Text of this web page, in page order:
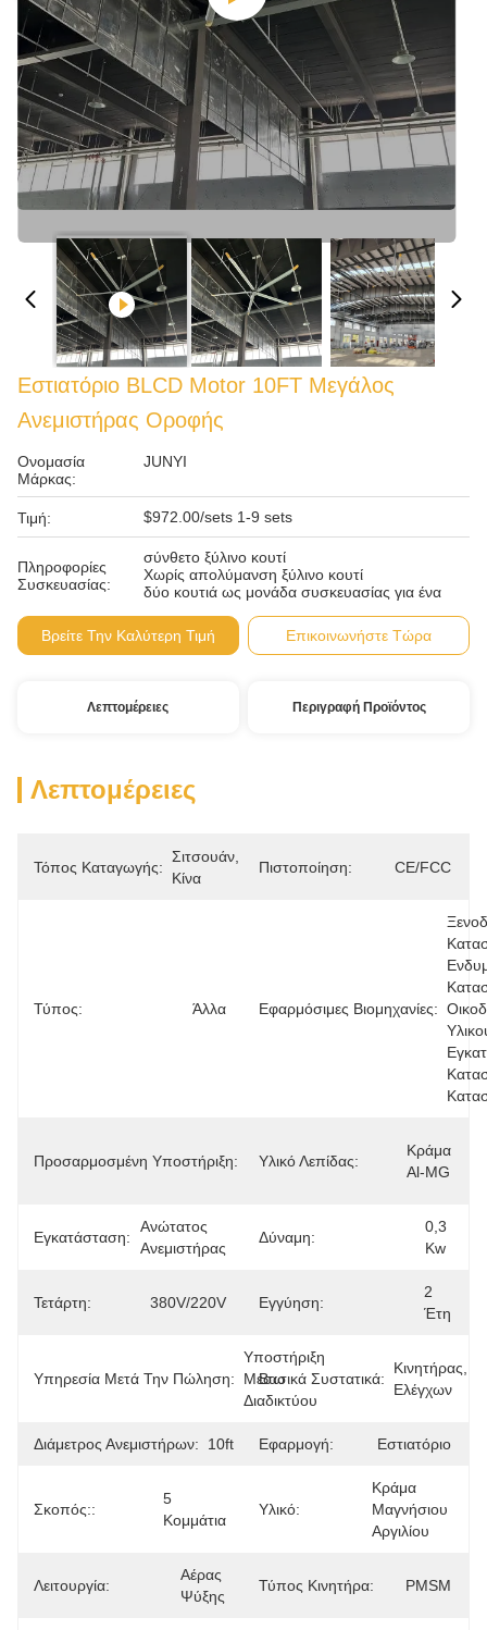
Εστιατόριο BLCD Motor 10FT Μεγάλος
Ανεμιστήρας Οροφής
Ονομασία
Μάρκας:
JUNYI
Τιμή: $972.00/sets 1-9 sets
Πληροφορίες
Συσκευασίας:
σύνθετο ξύλινο κουτί
Χωρίς απολύμανση ξύλινο κουτί
δύο κουτιά ως μονάδα συσκευασίας για ένα
Βρείτε Την Καλύτερη Τιμή Επικοινωνήστε Τώρα
Λεπτομέρειες Περιγραφή Προϊόντος
Λεπτομέρειες
Τόπος Καταγωγής:
Σιτσουάν,
Κίνα
Πιστοποίηση: CE/FCC
Τύπος: Άλλα Εφαρμόσιμες Βιομηχανίες:
Προσαρμοσμένη Υποστήριξη:
ODM,
Υλικό Λεπίδας:
Κράμα
Al-MG
Εγκατάσταση:
Ανώτατος
Ανεμιστήρας
Δύναμη:
0,3
Kw
Τετάρτη: 380V/220V Εγγύηση:
2
Έτη
Υπηρεσία Μετά Την Πώληση:
Υποστήριξη
Μέσω
Διαδικτύου
Βασικά Συστατικά:
Κινητήρας,
Ελέγχων
Διάμετρος Ανεμιστήρων: 10ft Εφαρμογή: Εστιατόριο
Σκοπός::
5
Κομμάτια
Υλικό:
Κράμα
Μαγνήσιου
Αργιλίου
Λειτουργία:
Αέρας
Ψύξης
Τύπος Κινητήρα: PMSM